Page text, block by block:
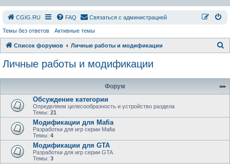
СGIG.RU FAQ Связаться с администрацией
Темы без ответов Активные темы
Список форумов Личные работы и модификации
к
Личные работы и модификации
Форум
Обсуждение категории
Определяем целесообразность и устройство раздела
Темы: 21
Модификации для Mafia
Разработки для игр серии Mafia
Темы: 4
Модификации для GTA
Разработки для игр серии GTA
Темы: 3